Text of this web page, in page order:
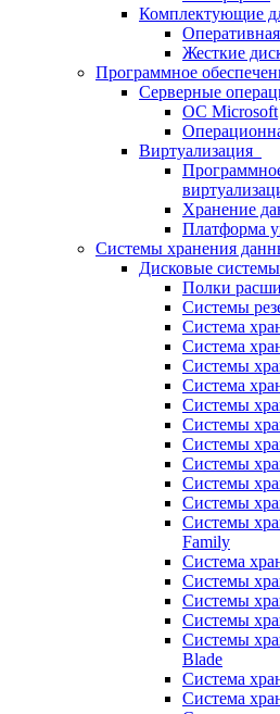
Комплектующие
Жесткие
Программное
Серверные
ОС Microsoft
Виртуализация
Хранение
Платформа
Системы хранения
Дисковые
Полки
Системы
Система
Система
Системы
Система
Системы
Системы
Системы
Системы
Системы
Системы
Системы
Family
Система
Системы
Системы
Системы
Системы
Blade
Система
Система